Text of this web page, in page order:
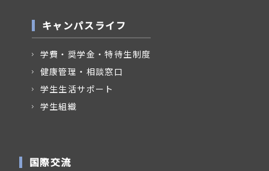
キャンパスライフ
学費・奨学金・特待生制度
健康管理・相談窓口
学生生活サポート
学生組織
国際交流